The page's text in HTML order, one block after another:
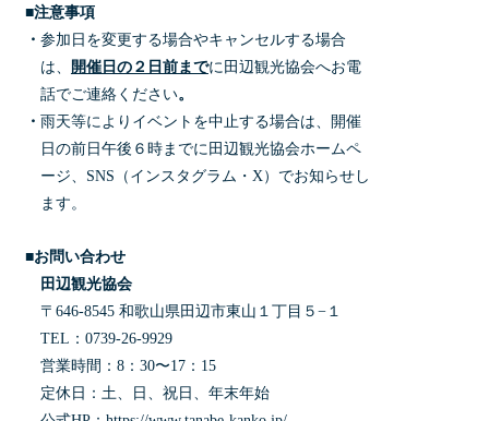
■注意事項
・ 参加日を変更する場合やキャンセルする場合
は、
開催日の２日前までに田辺観光協会へお電
話でご連絡ください。
・ 雨天等によりイベントを中止する場合は、開催
日の前日午後６時までに田辺観光協会ホームペ
ージ、SNS（インスタグラム・X）でお知らせし
ます。
■お問い合わせ
田辺観光協会
〒646-8545 和歌山県田辺市東山１丁目５−１
TEL：0739-26-9929
営業時間：8：30〜17：15
定休日：土、日、祝日、年末年始